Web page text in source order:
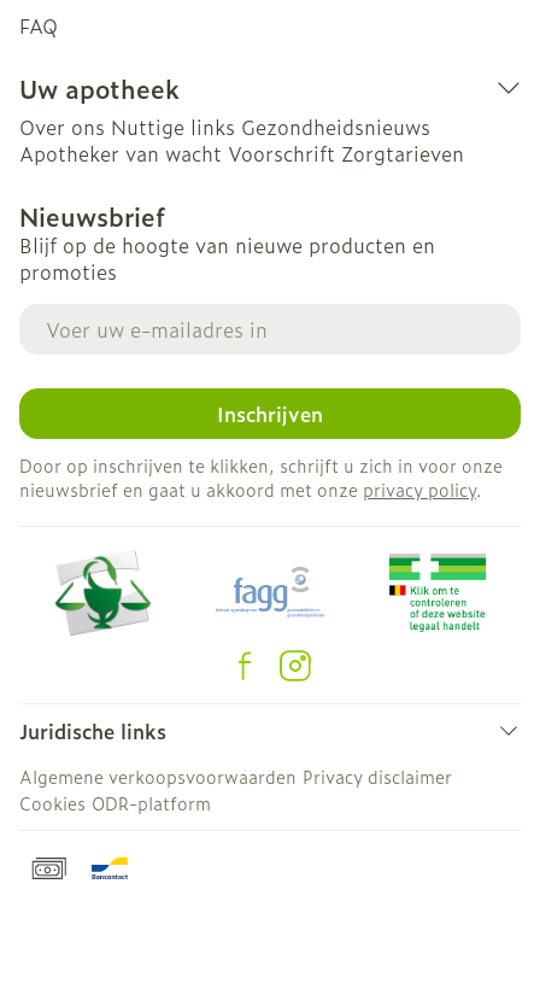
FAQ
Uw apotheek
Over ons Nuttige links Gezondheidsnieuws
Apotheker van wacht Voorschrift Zorgtarieven
Nieuwsbrief
Blijf op de hoogte van nieuwe producten en
promoties
Inschrijven
Door op inschrijven te klikken, schrijft u zich in voor onze
nieuwsbrief en gaat u akkoord met onze privacy policy.
Juridische links
Algemene verkoopsvoorwaarden Privacy disclaimer
Cookies ODR-platform